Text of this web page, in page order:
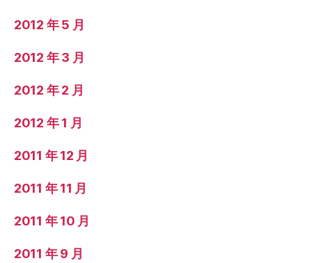
2012 年 5 月
2012 年 3 月
2012 年 2 月
2012 年 1 月
2011 年 12 月
2011 年 11 月
2011 年 10 月
2011 年 9 月